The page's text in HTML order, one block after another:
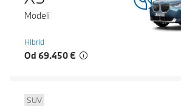
Modeli
Hibrid
Od 69.450 €
SUV